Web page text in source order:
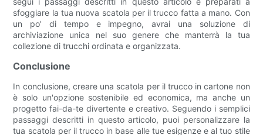
sfoggiare la tua nuova scatola per il trucco fatta a mano. Con
un po' di tempo e impegno, avrai una soluzione di
archiviazione unica nel suo genere che manterrà la tua
collezione di trucchi ordinata e organizzata.
Conclusione
In conclusione, creare una scatola per il trucco in cartone non
è solo un'opzione sostenibile ed economica, ma anche un
progetto fai-da-te divertente e creativo. Seguendo i semplici
passaggi descritti in questo articolo, puoi personalizzare la
tua scatola per il trucco in base alle tue esigenze e al tuo stile